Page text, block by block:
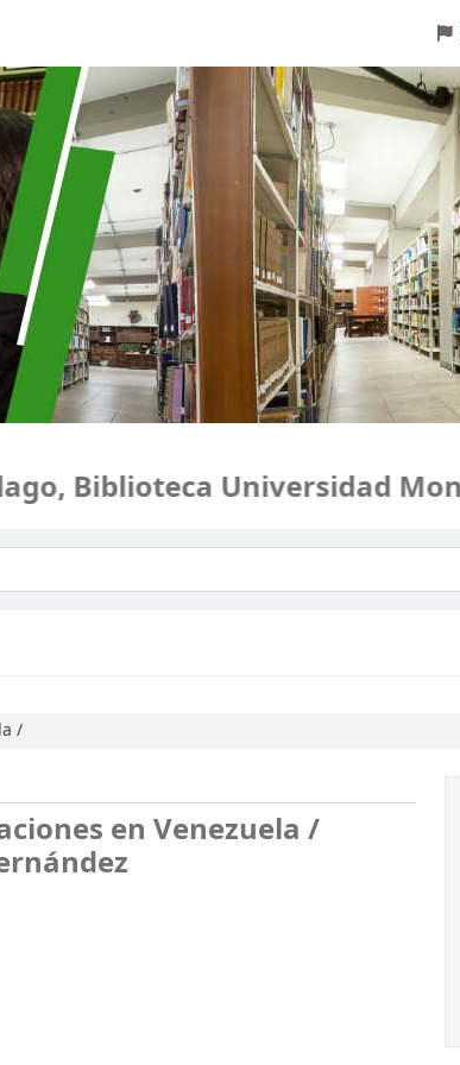
Biblioteca Universidad
/
en Venezuela /